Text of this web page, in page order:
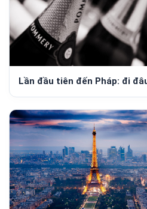
Lần đầu tiên đến Pháp: đi